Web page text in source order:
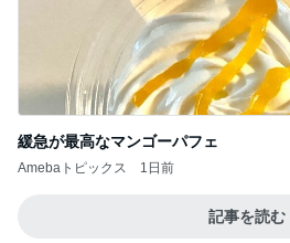
緩急が最高なマンゴーパフェ
Amebaトピックス 1日前
記事を読む
Amebaトピックス 14時間前